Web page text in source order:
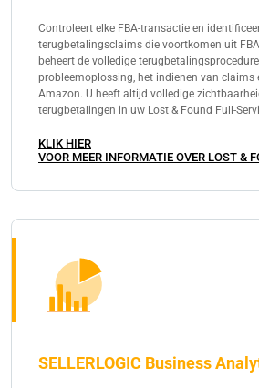
Controleert elke FBA-transactie en
terugbetalingsclaims die voortkomen uit
beheert de volledige
probleemoplossing, het indienen van
Amazon. U heeft altijd volledige
terugbetalingen in uw Lost & Found Full-
KLIK HIER
VOOR MEER INFORMATIE OVER LOST &
SELLERLOGIC Business